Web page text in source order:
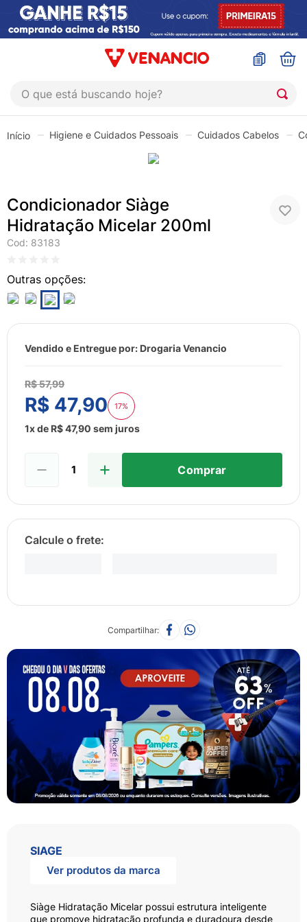
O que está buscando hoje?
Higiene e Cuidados Pessoais Cuidados Cabelos
Condicionador Siàge
Hidratação Micelar 200ml
Cod: 83183
Vendido e Entregue por: Drogaria Venancio
R$57,99
R$ 47,90 17%
1x de R$47,90 sem juros
Comprar
Compartilhar
SIAGE
Ver produtos da marca
Siàge Hidratação Micelar possui estrutura inteligente
que promove hidratação profunda e duradoura desde
º
coristina
4 º
fly gotas
10º fralda